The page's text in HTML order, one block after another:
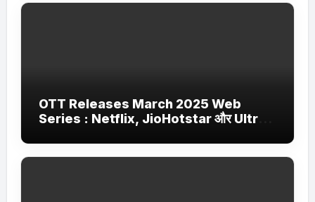
OTT Releases March 2025 Web
Series : Netflix, JioHotstar और Ultra